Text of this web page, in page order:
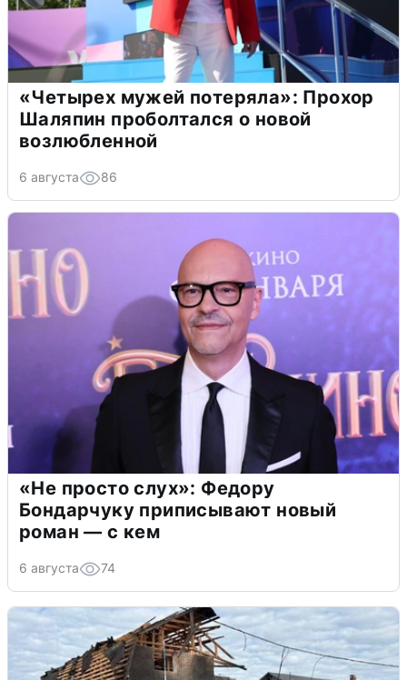
«Четырех мужей потеряла»: Прохор
Шаляпин проболтался о новой
возлюбленной
6 августа 86
«Не просто слух»: Федору
Бондарчуку приписывают новый
роман — с кем
6 августа 74